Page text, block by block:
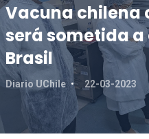
Vacuna chilena
será sometida
Brasil
Diario UChile 22-03-2023